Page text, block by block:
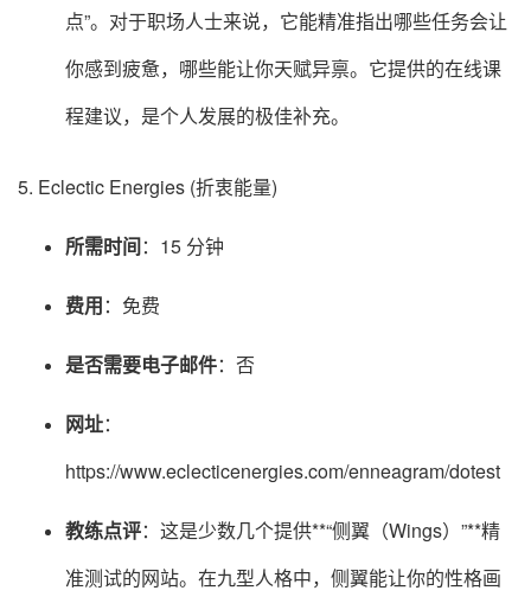
点”。对于职场人士来说，它能精准指出哪些任务会让
你感到疲惫，哪些能让你天赋异禀。它提供的在线课
程建议，是个人发展的极佳补充。
5. Eclectic Energies (折衷能量)
所需时间：15 分钟
费用：免费
是否需要电子邮件：否
网址：
https://www.eclecticenergies.com/enneagram/dotest
教练点评：这是少数几个提供**“侧翼（Wings）”**精
准测试的网站。在九型人格中，侧翼能让你的性格画